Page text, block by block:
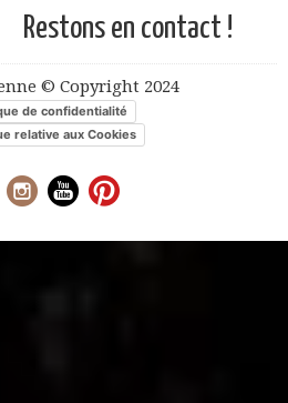
Restons en contact !
© Copyright 2024
de confidentialité
relative aux Cookies